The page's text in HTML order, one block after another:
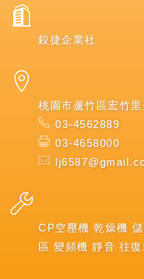
鉝捷企業社
桃園市蘆竹區宏竹
03-4562889
03-4658000
CP空壓機 乾燥機
區 變頻機 靜音 往